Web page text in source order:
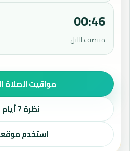
00:46
منتصف الليل
مواقيت الصلاة
نظرة 7 أيام
استخدم